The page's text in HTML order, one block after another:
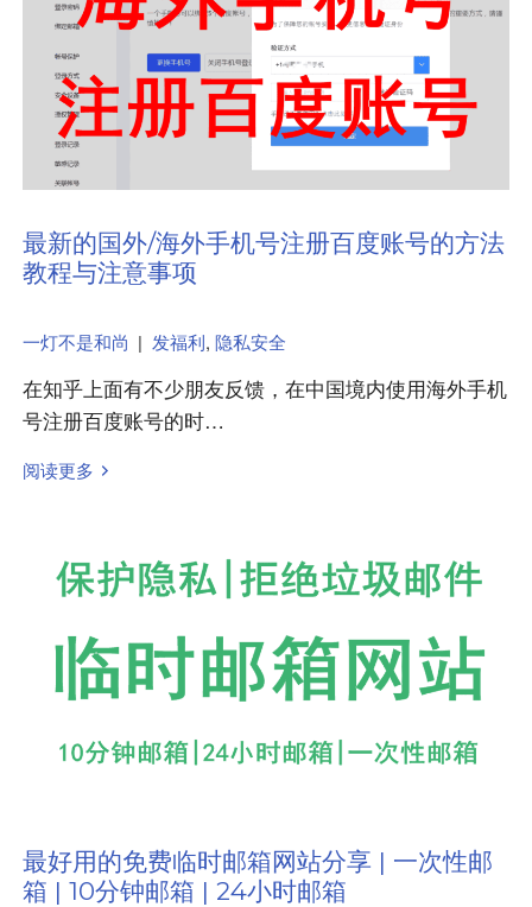
最新的国外/海外手机号注册百度账号的方法
教程与注意事项
一灯不是和尚 | 发福利, 隐私安全
在知乎上面有不少朋友反馈，在中国境内使用海外手机
号注册百度账号的时…
阅读更多
最好用的免费临时邮箱网站分享 | 一次性邮
箱 | 10分钟邮箱 | 24小时邮箱